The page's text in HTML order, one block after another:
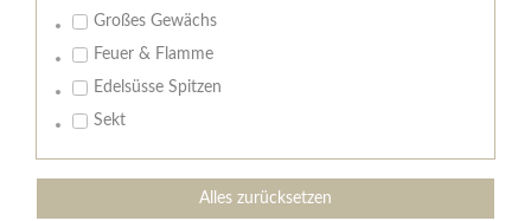
Großes Gewächs
Feuer & Flamme
Edelsüsse Spitzen
Sekt
Alles zurücksetzen